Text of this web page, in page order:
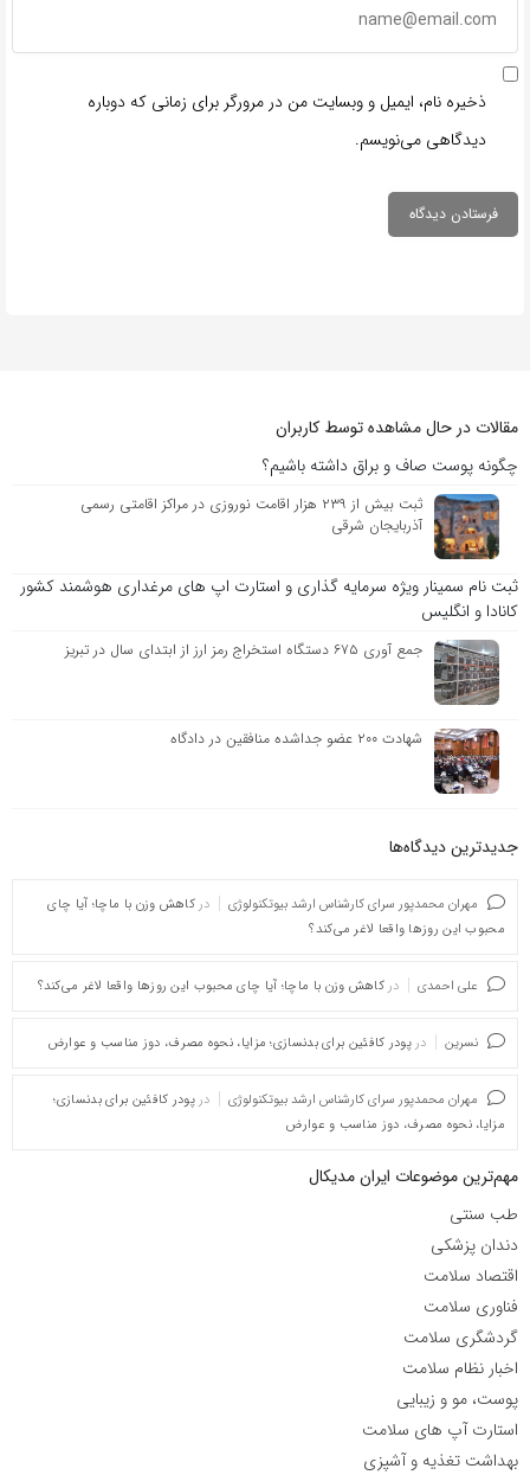
ذخیره نام، ایمیل و وبسایت من در مرورگر برای زمانی که دوباره
دیدگاهی می‌نویسم.
مقالات در حال مشاهده توسط کاربران
چگونه پوست صاف و براق داشته باشیم؟
ثبت بیش از ۲۳۹ هزار اقامت نوروزی در مراکز اقامتی رسمی
آذربایجان شرقی
ثبت نام سمینار ویژه سرمایه گذاری و استارت اپ های مرغداری هوشمند کشور
کانادا و انگلیس
جمع آوری ۶۷۵ دستگاه استخراج رمز ارز از ابتدای سال در تبریز
شهادت ۲۰۰ عضو جداشده منافقین در دادگاه
جدیدترین دیدگاه‌‌ها
مهران محمدپور سرای کارشناس ارشد بیوتکنولوژی در کاهش وزن با ماچا؛ آیا چای
محبوب این روزها واقعا لاغر می‌کند؟
علی احمدی در کاهش وزن با ماچا؛ آیا چای محبوب این روزها واقعا لاغر می‌کند؟
نسرین در پودر کافئین برای بدنسازی؛ مزایا، نحوه مصرف، دوز مناسب و عوارض
مهران محمدپور سرای کارشناس ارشد بیوتکنولوژی در پودر کافئین برای بدنسازی؛
مزایا، نحوه مصرف، دوز مناسب و عوارض
مهم‌ترین موضوعات ایران مدیکال
طب سنتی
دندان پزشکی
اقتصاد سلامت
فناوری سلامت
گردشگری سلامت
اخبار نظام سلامت
پوست، مو و زیبایی
استارت آپ های سلامت
بهداشت تغذیه و آشپزی